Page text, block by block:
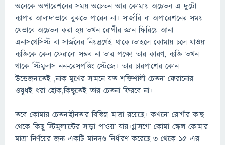
অনেকে অপারেশনের সময় অচেতন আর কোমায় অচেতন এ দুটো
ব্যাপার আলাদাভাবে বুঝতে পারেন না। সার্জারি বা অপারেশনের সময়
যেভাবে অচেতন করা হয় তখন রোগীর জ্ঞান ফিরিয়ে আনা
এনাসথেসিস্ট বা সার্জনের নিয়ন্ত্রণেই থাকে।তাহলে কোমায় চলে যাওয়া
ব্যক্তিকে কেন ফেরানো সম্ভব না তার পক্ষে! তার কারণ, ব্যক্তি তখন
থাকে স্টিমুলাস নন-রেসপণ্ডিং স্টেজে। তার চারপাশের কোন
উত্তেজনাতেই ,নাক-মুখের সামনে যত শক্তিশালী চেতনা ফেরানোর
ওষুধই ধরা হোক,কিছুতেই তার চেতনা ফিরবে না।
তবে কোমায় চেতনাহীনতার বিভিন্ন মাত্রা রয়েছে। কখনো রোগীর কাছ
থেকে কিছু স্টিমুল্যান্টের সাড়া পাওয়া যায়।গ্লাসগো কোমা স্কেল কোমার
মাত্রা নির্ণয়ের জন্য একটি মানদণ্ড নির্ধারণ করেছে ৩ থেকে ১৫ এর